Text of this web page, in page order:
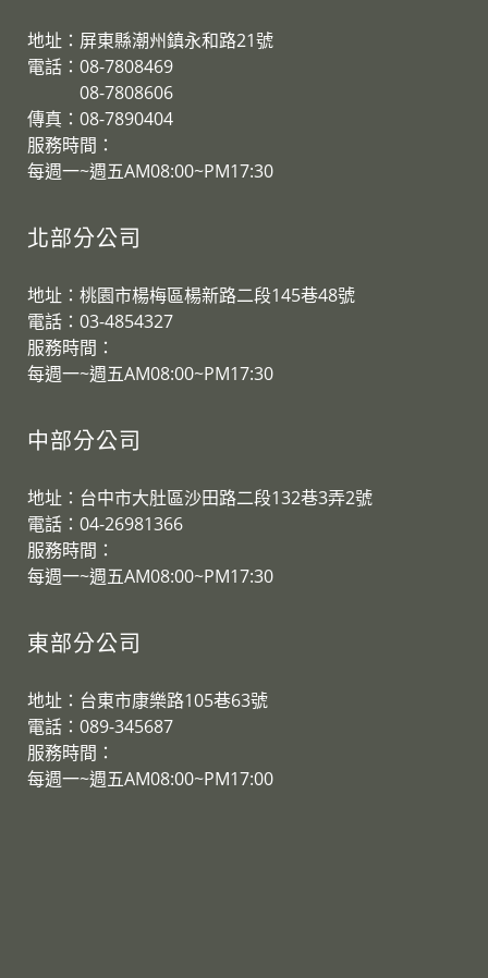
地址：屏東縣潮州鎮永和路21號
電話：08-7808469
08-7808606
傳真：08-7890404
服務時間：
每週一~週五AM08:00~PM17:30
北部分公司
地址：桃園市楊梅區楊新路二段145巷48號
電話：03-4854327
服務時間：
​每週一~週五AM08:00~PM17:30
中部分公司
地址：台中市大肚區沙田路二段132巷3弄2號
電話：04-26981366
服務時間：
​每週一~週五AM08:00~PM17:30
東部分公司
地址：台東市康樂路105巷63號
電話：089-345687
服務時間：
​每週一~週五AM08:00~PM17:00